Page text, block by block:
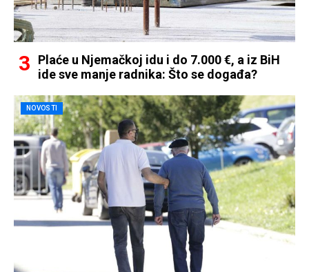
Plaće u Njemačkoj idu i do 7.000 €, a iz BiH
ide sve manje radnika: Što se događa?
NOVOSTI